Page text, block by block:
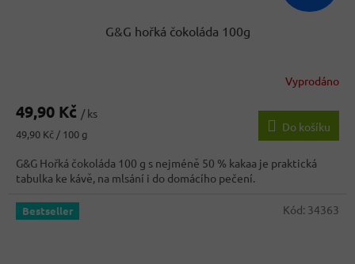
G&G hořká čokoláda 100g
produktu
5,0
z
5
Vyprodáno
49,90 Kč / ks
Měrná
49,90 Kč / 100 g
Do košíku
G&G Hořká čokoláda 100 g s nejméně 50 % kakaa je praktická
tabulka ke kávě, na mlsání i do domácího pečení.
Bestseller Kód: 34363